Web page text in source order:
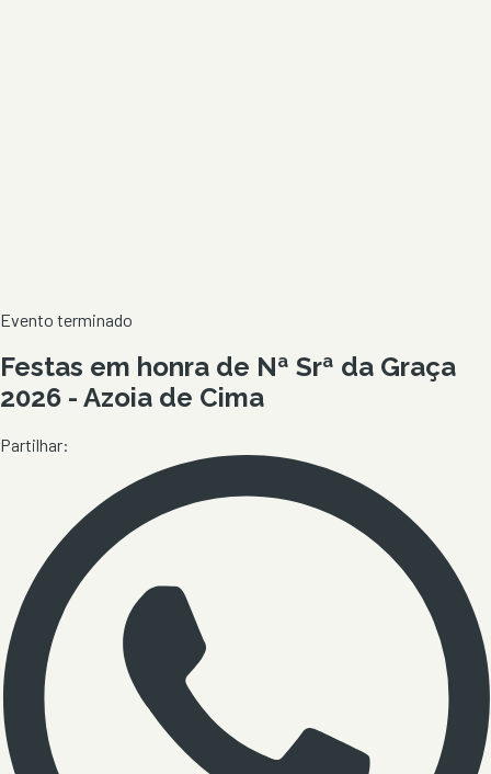
Evento terminado
Festas em honra de Nª Srª da Graça
2026 - Azoia de Cima
Partilhar: